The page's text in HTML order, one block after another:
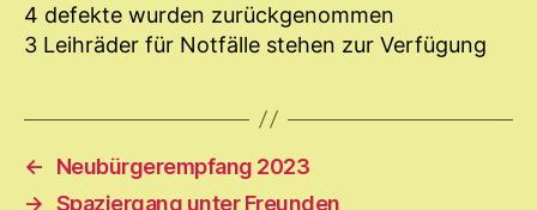
4 defekte wurden zurückgenommen
3 Leihräder für Notfälle stehen zur Verfügung
←
Neubürgerempfang 2023
→ Spaziergang unter Freunden